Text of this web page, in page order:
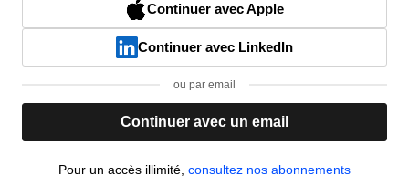
Continuer avec Apple
Continuer avec LinkedIn
ou par email
Continuer avec un email
Pour un accès illimité, consultez nos abonnements